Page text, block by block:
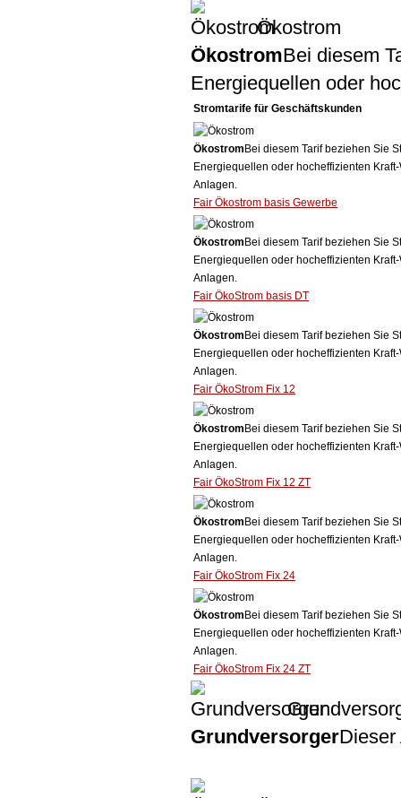
Ökostrom
ÖkostromBei diesem
Energiequellen oder
Stromtarife für Geschäftskunden
Ökostrom Bei diesem Tarif beziehen Sie
Energiequellen oder hocheffizienten
Anlagen.
Fair Ökostrom basis Gewerbe
Ökostrom Bei diesem Tarif beziehen Sie
Energiequellen oder hocheffizienten
Anlagen.
Fair ÖkoStrom basis DT
Ökostrom Bei diesem Tarif beziehen Sie
Energiequellen oder hocheffizienten
Anlagen.
Fair ÖkoStrom Fix 12
Ökostrom Bei diesem Tarif beziehen Sie
Energiequellen oder hocheffizienten
Anlagen.
Fair ÖkoStrom Fix 12 ZT
Ökostrom Bei diesem Tarif beziehen Sie
Energiequellen oder hocheffizienten
Anlagen.
Fair ÖkoStrom Fix 24
Ökostrom Bei diesem Tarif beziehen Sie
Energiequellen oder hocheffizienten
Anlagen.
Fair ÖkoStrom Fix 24 ZT
GrundversorgerDieser